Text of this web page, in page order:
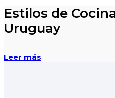
Estilos de
Uruguay
Leer más